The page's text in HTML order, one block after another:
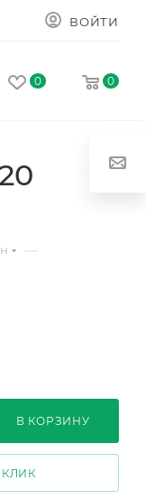
ВОЙТИ
0 0
—
В КОРЗИНУ
КЛИК